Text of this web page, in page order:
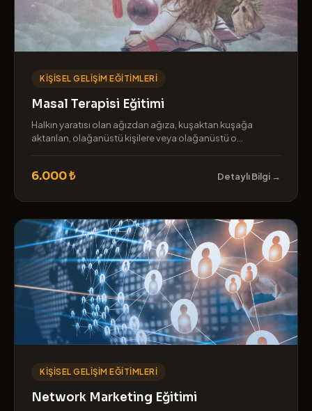
KIŞISEL GELIŞIM EĞITIMLERI
Masal Terapisi Eğitimi
Halkın yaratısı olan ağızdan ağıza, kuşaktan kuşağa
aktarılan, olağanüstü kişilere veya olağanüstü o...
6.000 ₺ Detaylı Bilgi →
KIŞISEL GELIŞIM EĞITIMLERI
Network Marketing Eğitimi